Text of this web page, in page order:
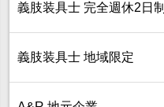
義肢装具士 完全週休2日制
義肢装具士 地域限定